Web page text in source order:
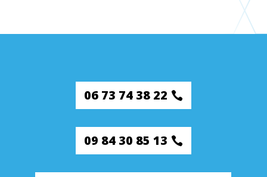
06 73 74 38 22
09 84 30 85 13